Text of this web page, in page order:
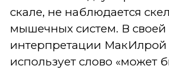
скале, не наблюдается
мышечных систем. В своей
интерпретации МакИлрой
использует слово «может